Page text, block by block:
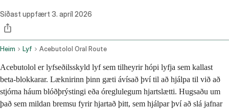
Síðast uppfært 3. apríl 2026
Heim Lyf Acebutolol Oral Route
Acebutolol er lyfseðilsskyld lyf sem tilheyrir hópi lyfja sem kallast
beta-blokkarar. Læknirinn þinn gæti ávísað því til að hjálpa til við að
stjórna háum blóðþrýstingi eða óreglulegum hjartslætti. Hugsaðu um
það sem mildan bremsu fyrir hjartað þitt, sem hjálpar því að slá jafnar